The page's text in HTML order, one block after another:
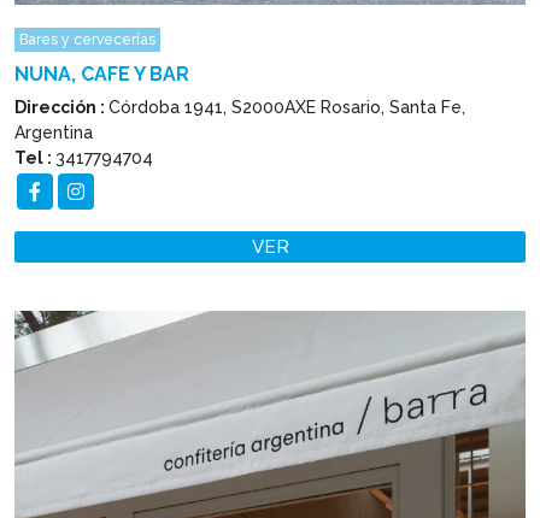
Bares y cervecerías
NUNA, CAFE Y BAR
Dirección : Córdoba 1941, S2000AXE Rosario, Santa Fe,
Argentina
Tel : 3417794704
VER